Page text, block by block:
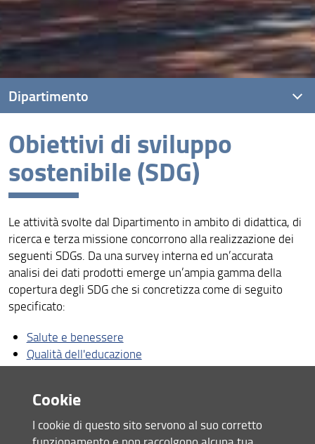
Obiettivi di sviluppo
sostenibile (SDG)
Le attività svolte dal Dipartimento in ambito di didattica, di
ricerca e terza missione concorrono alla realizzazione dei
seguenti SDGs. Da una survey interna ed un’accurata
analisi dei dati prodotti emerge un’ampia gamma della
copertura degli SDG che si concretizza come di seguito
specificato:
Salute e benessere
Qualità dell'educazione
Parità di genere
Decent work and economic growth
Innovazione industria e sviluppo
Sustainable cities and communities
Dipartimento
Presentazione
Missione
Visione
Dipartimento di Eccellenza
Obiettivi di sviluppo sostenibile (SDG)
Persone
Organizzazione
Bandi e Avvisi
Normativa
Modulistica
ChiFaCosa
Cookie
I cookie di questo sito servono al suo corretto